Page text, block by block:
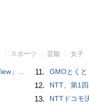
スポーツ 芸能 女子
と言われる？ 11. GMOとくとくBBが10月1
12. NTT、第1四半期は増
13. NTTドコモ決算、第1四